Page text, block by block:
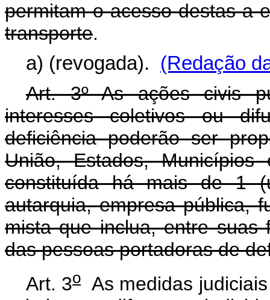
permitam o acesso destas a
transporte.
a) (revogada). (Redação
Art. 3º As ações civis
interesses coletivos ou
deficiência poderão ser
União, Estados,
constituída há mais de 1
autarquia, empresa pública,
mista que inclua, entre suas
das pessoas portadoras de
Art. 3oAs medidas judiciais